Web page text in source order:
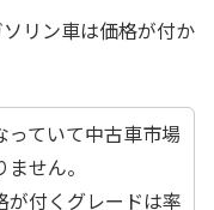
リン車は価格が付か
ていて中古車市場
せん。
が付くグレードは率